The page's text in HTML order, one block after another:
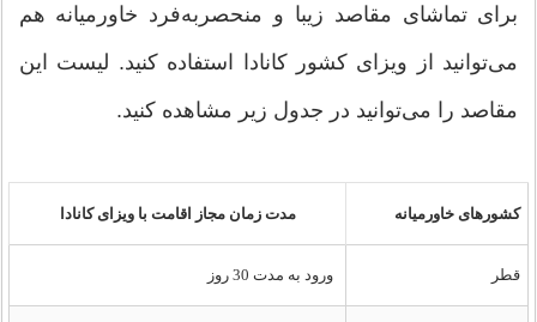
برای تماشای مقاصد زیبا و منحصربه‌فرد خاورمیانه هم
می‌توانید از ویزای کشور کانادا استفاده کنید. لیست این
مقاصد را می‌توانید در جدول زیر مشاهده کنید.
کشورهای خاورمیانه مدت زمان مجاز اقامت با ویزای کانادا
قطر ورود به مدت 30 روز